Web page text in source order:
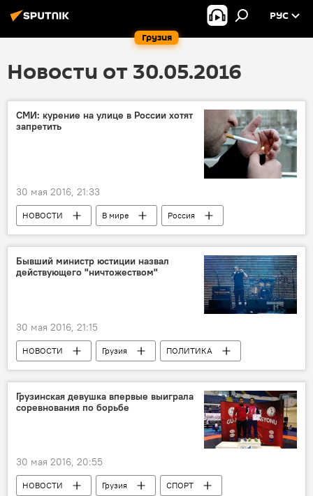
Грузия
РУС
Новости от 30.05.2016
СМИ: курение на улице в России хотят
запретить
30 мая 2016, 21:33
НОВОСТИ В мире Россия
Бывший министр юстиции назвал
действующего "ничтожеством"
30 мая 2016, 21:15
НОВОСТИ Грузия
ПОЛИТИКА
ПРОИСШЕСТВИЯ
Грузинская девушка впервые выиграла
соревнования по борьбе
30 мая 2016, 20:55
НОВОСТИ Грузия СПОРТ